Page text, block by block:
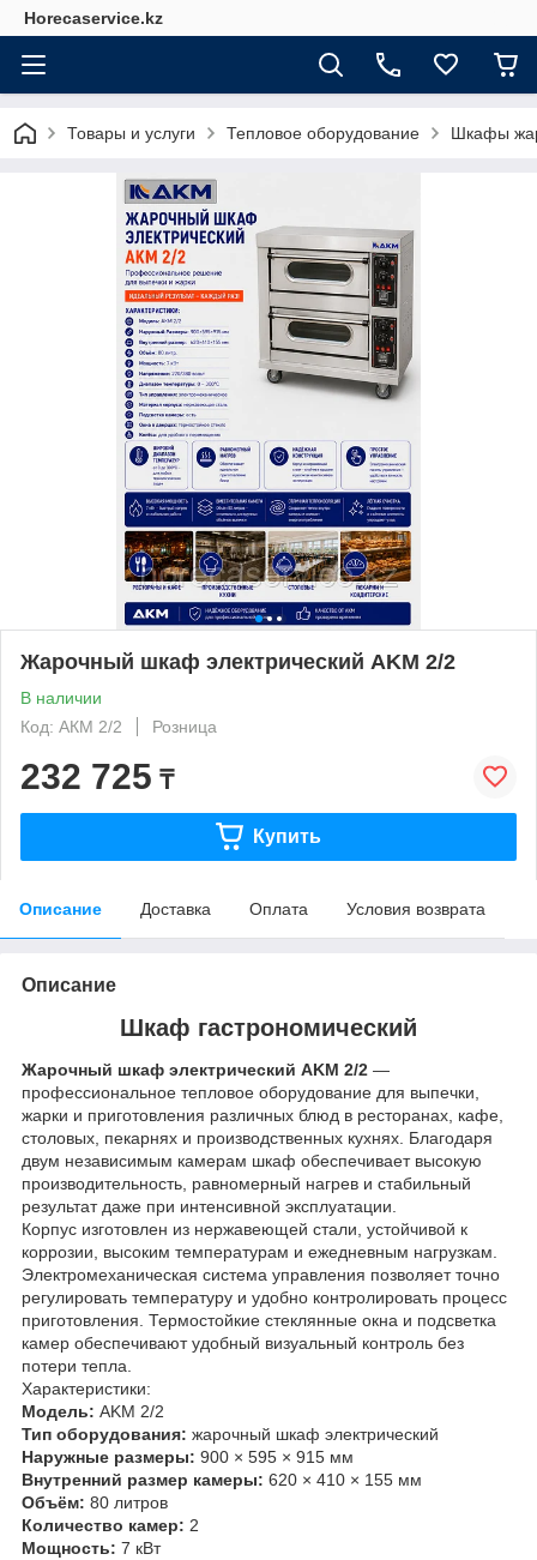
Horecaservice.kz
Товары и услуги Тепловое оборудование Шкафы
Жарочный шкаф электрический AKM 2/2
В наличии
Код: АКМ 2/2
Розница
232 725 ₸
Купить
Описание Доставка Оплата Условия возврата
Описание
Шкаф гастрономический
Жарочный шкаф электрический AKM 2/2 —
профессиональное тепловое оборудование для выпечки,
жарки и приготовления различных блюд в ресторанах, кафе,
столовых, пекарнях и производственных кухнях. Благодаря
двум независимым камерам шкаф обеспечивает высокую
производительность, равномерный нагрев и стабильный
результат даже при интенсивной эксплуатации.
Корпус изготовлен из нержавеющей стали, устойчивой к
коррозии, высоким температурам и ежедневным нагрузкам.
Электромеханическая система управления позволяет точно
регулировать температуру и удобно контролировать процесс
приготовления. Термостойкие стеклянные окна и подсветка
камер обеспечивают удобный визуальный контроль без
потери тепла.
Характеристики:
Модель: AKM 2/2
Тип оборудования: жарочный шкаф электрический
Наружные размеры: 900 × 595 × 915 мм
Внутренний размер камеры: 620 × 410 × 155 мм
Объём: 80 литров
Количество камер: 2
Мощность: 7 кВт